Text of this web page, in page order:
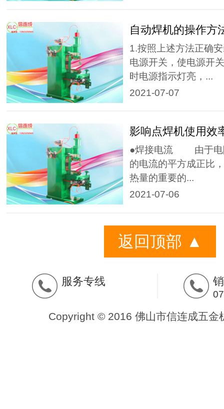
自动焊机的操作方
1.按照上述方法正确
电源开关，使电源开
时电源指示灯亮，...
2021-07-07
影响点焊机使用效
●焊接电流 由于电
的电流的平方成正比
热量的重要的...
2021-07-06
返回顶部 ▲
服务专线
Copyright © 2016 佛山市信连成五金